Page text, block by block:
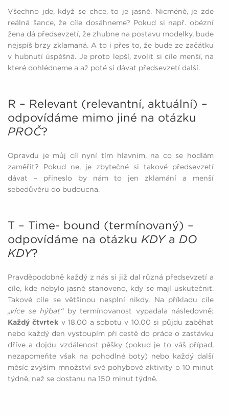
Všechno jde, když se chce, to je jasné. Nicméně, je zde
reálná šance, že cíle dosáhneme? Pokud si např. obézní
žena dá předsevzetí, že zhubne na postavu modelky, bude
nejspíš brzy zklamaná. A to i přes to, že bude ze začátku
v hubnutí úspěšná. Je proto lepší, zvolit si cíle menší, na
které dohlédneme a až poté si dávat předsevzetí další.
R – Relevant (relevantní, aktuální) –
odpovídáme mimo jiné na otázku
PROČ?
Opravdu je můj cíl nyní tím hlavním, na co se hodlám
zaměřit? Pokud ne, je zbytečné si takové předsevzetí
dávat – přineslo by nám to jen zklamání a menší
sebedůvěru do budoucna.
T – Time- bound (termínovaný) –
odpovídáme na otázku KDYa DO
KDY?
Pravděpodobně každý z nás si již dal různá předsevzetí a
cíle, kde nebylo jasně stanoveno, kdy se mají uskutečnit.
Takové cíle se většinou nesplní nikdy. Na příkladu cíle
„více se hýbat“by termínovanost vypadala následovně:
Každý čtvrtek v 18.00 a sobotu v 10.00 si půjdu zaběhat
nebo každý den vystoupím při cestě do práce o zastávku
dříve a dojdu vzdálenost pěšky (pokud je to váš případ,
nezapomeňte však na pohodlné boty) nebo každý další
měsíc zvýším množství své pohybové aktivity o 10 minut
týdně, než se dostanu na 150 minut týdně.